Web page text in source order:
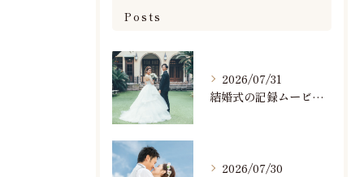
Posts
2026/07/31
結婚式の記録ムービーの映像撮影スタッフを募集中です
2026/07/30